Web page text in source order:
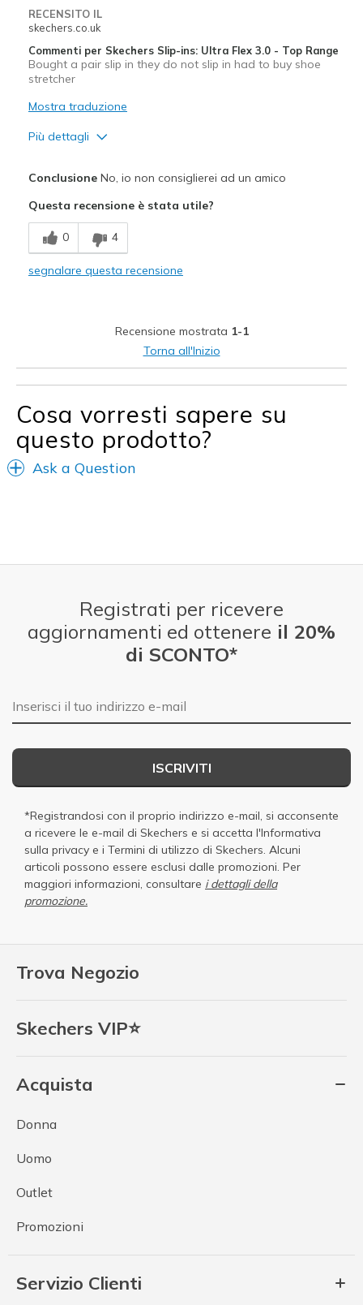
RECENSITO IL
skechers.co.uk
Commenti per Skechers Slip-ins: Ultra Flex 3.0 - Top Range
Bought a pair slip in they do not slip in had to buy shoe
stretcher
Mostra traduzione
Più dettagli
Breathe Well
Difetti
Need Break In
Travel
Width
Feels too narrow
Sizing
Feels full size too small
View On Shoes
Shoes are for Wearing
ConclusioneNo, io non consiglierei ad un amico
Questa recensione è stata utile?
0 4
segnalare questa recensione
Recensione mostrata 1-1
Torna all'Inizio
Cosa vorresti sapere su
questo prodotto?
Ask a Question
Trova Negozio
Skechers VIP⭐
Acquista
Donna
Uomo
Outlet
Promozioni
Servizio Clienti
Registrati per ricevere
aggiornamenti ed ottenere il 20%
di SCONTO*
E-mail
ISCRIVITI
*Registrandosi con il proprio indirizzo e-mail, si acconsente
a ricevere le e-mail di Skechers e si accetta l'Informativa
sulla privacy e i Termini di utilizzo di Skechers. Alcuni
articoli possono essere esclusi dalle promozioni. Per
maggiori informazioni, consultare i dettagli della
promozione.